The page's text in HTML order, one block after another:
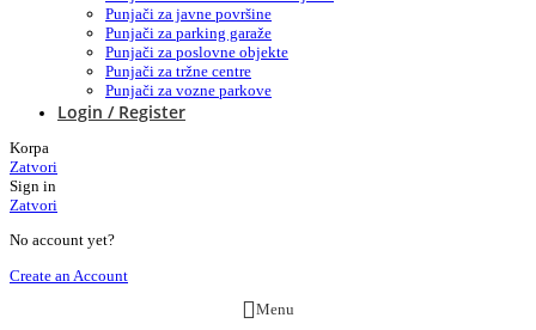
Punjači za javne površine
Punjači za parking garaže
Punjači za poslovne objekte
Punjači za tržne centre
Punjači za vozne parkove
Login / Register
Korpa
Zatvori
Sign in
Zatvori
No account yet?
Create an Account
Menu